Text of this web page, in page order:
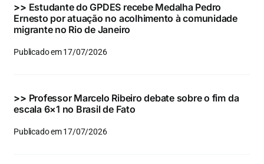
para:
>> Estudante do GPDES recebe Medalha Pedro
Ernesto por atuação no acolhimento à comunidade
migrante no Rio de Janeiro
Publicado em 17/07/2026
>> Professor Marcelo Ribeiro debate sobre o fim da
escala 6×1 no Brasil de Fato
Publicado em 17/07/2026